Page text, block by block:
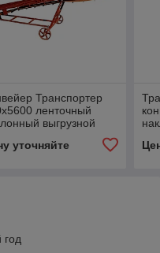
Транспортер
ленточный
выгрузной
уточняйте
год